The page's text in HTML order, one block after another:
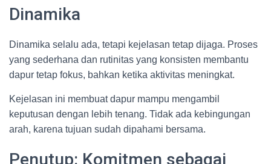
Dinamika
Dinamika selalu ada, tetapi kejelasan tetap dijaga. Proses
yang sederhana dan rutinitas yang konsisten membantu
dapur tetap fokus, bahkan ketika aktivitas meningkat.
Kejelasan ini membuat dapur mampu mengambil
keputusan dengan lebih tenang. Tidak ada kebingungan
arah, karena tujuan sudah dipahami bersama.
Penutup: Komitmen sebagai